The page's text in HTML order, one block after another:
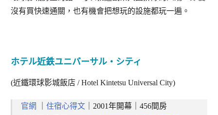
沒有買快速通關，也有機會把想玩的設施都玩一遍。
ホテル近鉄ユニバーサル・シティ
(近鐵環球影城飯店 / Hotel Kintetsu Universal City)
官網 ｜住宿心得文 ｜2001年開幕｜456間房